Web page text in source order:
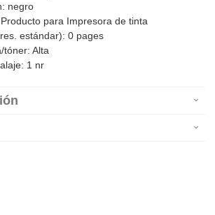
negro
para Impresora de tinta
estándar): 0 pages
tóner: Alta
1 nr